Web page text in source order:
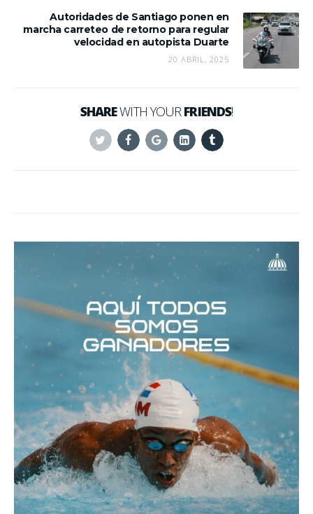
Autoridades de Santiago ponen en
marcha carreteo de retorno para regular
velocidad en autopista Duarte
20 ABRIL, 2025
SHAREWITH YOURFRIENDS!